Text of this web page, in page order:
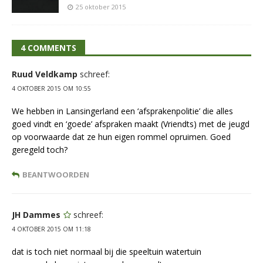
25 oktober 2015
4 COMMENTS
Ruud Veldkamp schreef:
4 OKTOBER 2015 OM 10:55
We hebben in Lansingerland een ‘afsprakenpolitie’ die alles
goed vindt en ‘goede’ afspraken maakt (Vriendts) met de jeugd
op voorwaarde dat ze hun eigen rommel opruimen. Goed
geregeld toch?
BEANTWOORDEN
JH Dammes schreef:
4 OKTOBER 2015 OM 11:18
dat is toch niet normaal bij die speeltuin watertuin